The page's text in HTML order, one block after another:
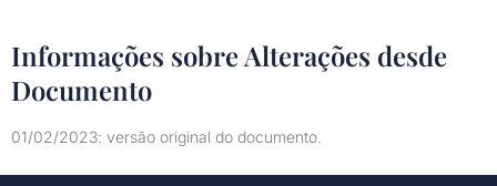
Informações sobre Alterações desde
Documento
01/02/2023: versão original do documento.